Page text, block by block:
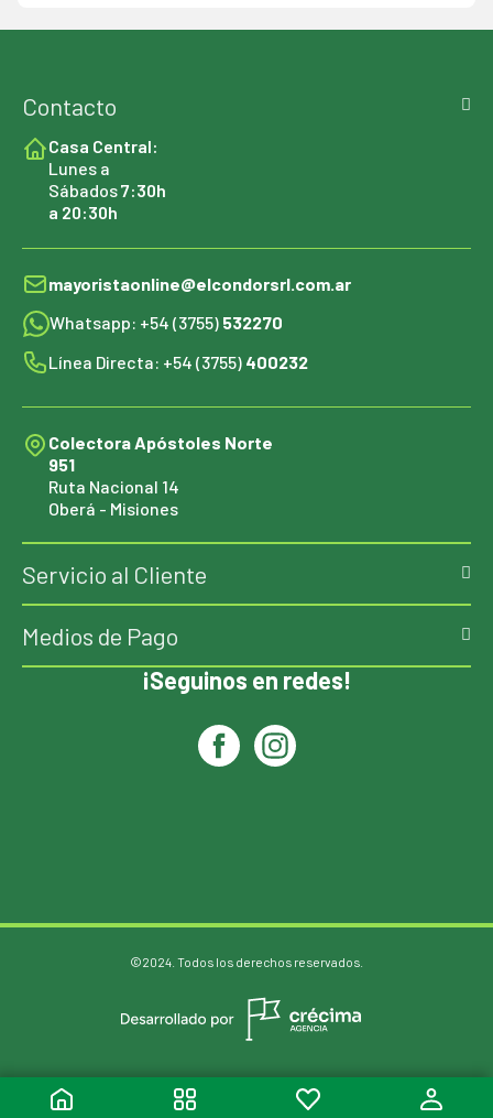
Contacto
Casa Central:
Lunes a
Sábados7:30h
a 20:30h
mayoristaonline@elcondorsrl.com.ar
Whatsapp: +54 (3755) 532270
Línea Directa: +54 (3755) 400232
Colectora Apóstoles Norte
951
Ruta Nacional 14
Oberá - Misiones
Servicio al Cliente
Medios de Pago
¡Seguinos en redes!
©2024. Todos los derechos reservados.